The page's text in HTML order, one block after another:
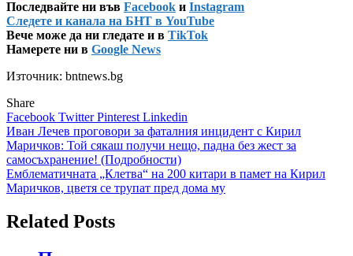
Последвайте ни във Facebook и Instagram
Следете и канала на БНТ в YouTube
Вече може да ни гледате и в TikTok
Намерете ни в Google News
Източник: bntnews.bg
Share
Facebook TwitterPinterest Linkedin
Навигация
Иван Лечев проговори за фаталния инцидент с Кирил
Маричков: Той сякаш получи нещо, падна без жест за
самосъхранение! (Подробности)
Емблематичната „Клетва“ на 200 китари в памет на Кирил
Маричков, цветя се трупат пред дома му
Related Posts